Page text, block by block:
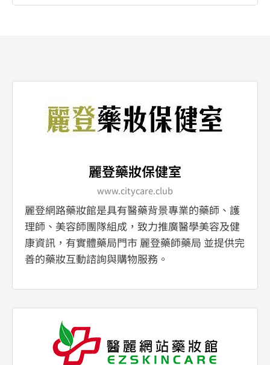
麗登藥妝保健室
www.citycare.club
麗登網路藥妝館是具有醫藥背景專業的藥師、護
理師、美容師團隊組成，致力推廣醫學美容及健
康資訊，有實體藥局門市 麗登藥師藥局 並提供完
善的藥妝互動諮詢與購物服務。